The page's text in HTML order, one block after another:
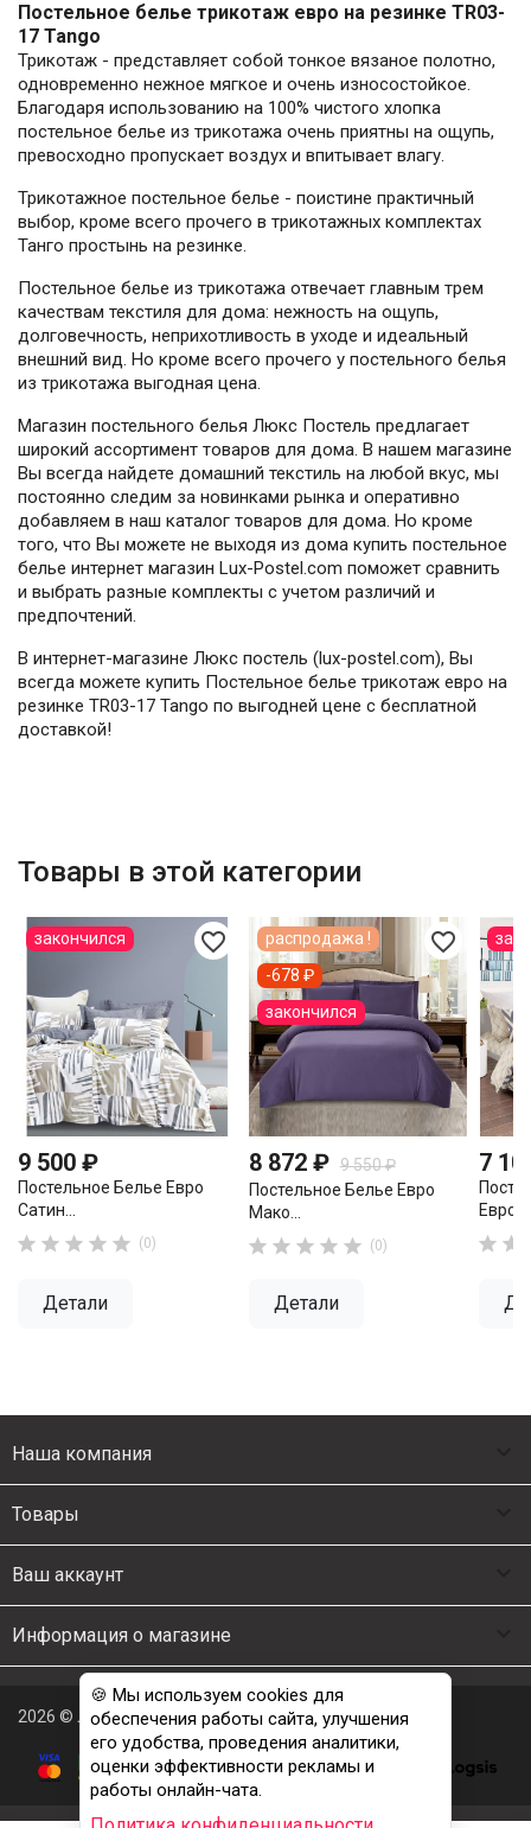
Постельное белье трикотаж евро на резинке TR03-
17 Tango
Трикотаж - представляет собой тонкое вязаное полотно,
одновременно нежное мягкое и очень износостойкое.
Благодаря использованию на 100% чистого хлопка
постельное белье из трикотажа очень приятны на ощупь,
превосходно пропускает воздух и впитывает влагу.
Трикотажное постельное белье - поистине практичный
выбор, кроме всего прочего в трикотажных комплектах
Танго простынь на резинке.
Постельное белье из трикотажа отвечает главным трем
качествам текстиля для дома: нежность на ощупь,
долговечность, неприхотливость в уходе и идеальный
внешний вид. Но кроме всего прочего у постельного белья
из трикотажа выгодная цена.
Магазин постельного белья Люкс Постель предлагает
широкий ассортимент товаров для дома. В нашем магазине
Вы всегда найдете домашний текстиль на любой вкус, мы
постоянно следим за новинками рынка и оперативно
добавляем в наш каталог товаров для дома. Но кроме
того, что Вы можете не выходя из дома купить постельное
белье интернет магазин Lux-Postel.com поможет сравнить
и выбрать разные комплекты с учетом различий и
предпочтений.
В интернет-магазине Люкс постель (lux-postel.com), Вы
всегда можете купить Постельное белье трикотаж евро на
резинке TR03-17 Tango по выгодней цене с бесплатной
доставкой!
Товары в этой категории
favorite_border
9 500 ₽
Постельное Белье Евро
Сатин...
     (0)
Детали
закончился favorite_border
8 872 ₽ 9 550 ₽
Постельное Белье Евро
Мако...
     (0)
Детали
распродажа !
-678 ₽
закончился
7
Евро...
 
Наша компания
Товары
Ваш аккаунт
Информация о магазине
2026 © Люкс Постель
🍪 Мы используем cookies для
обеспечения работы сайта, улучшения
его удобства, проведения аналитики,
оценки эффективности рекламы и
работы онлайн-чата.